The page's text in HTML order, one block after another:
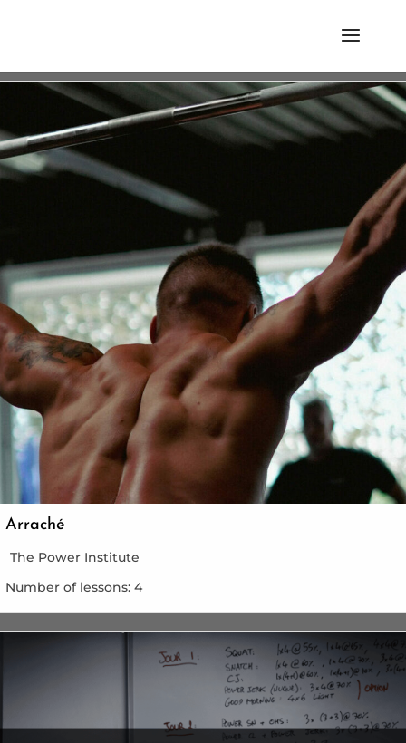
Arraché
The Power Institute
Number of lessons: 4